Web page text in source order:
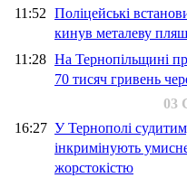
11:52 Поліцейські
кинув металеву
11:28 На Тернопільщині
70 тисяч гривень
03
16:27 У Тернополі
інкримінують
жорстокістю